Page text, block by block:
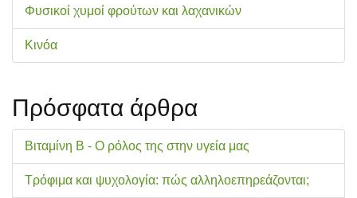
Φυσικοί χυμοί φρούτων και λαχανικών
Κινόα
Πρόσφατα άρθρα
Βιταμίνη Β - Ο ρόλος της στην υγεία μας
Τρόφιμα και ψυχολογία: πώς αλληλοεπηρεάζονται;